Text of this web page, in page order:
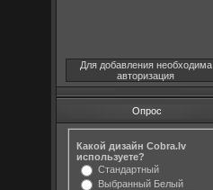
Для добавления необходима
авторизация
Опрос
Какой дизайн Cobra.lv
используете?
Стандартный
Выбранный Белый